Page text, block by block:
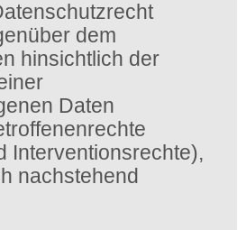
dem
hinsichtlich der
Daten
Interventionsrechte),
nachstehend